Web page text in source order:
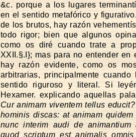
&c. porque a los lugares
en el sentido metafórico y
de los brutos, hay razón
todo rigor; bien que algunos
como os diré cuando trate a
XXII.§.I}; mas para no entender
hay razón evidente, como os
arbitrarias, principalmente
sentido riguroso y literal. Si
Hexamer. explicando aquellas
Cur animam viventem tellus
hominis discas: at animam
nunc interim audi de animantium
quod scriptum est animalis